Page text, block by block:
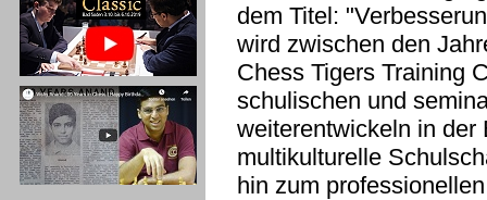
dem Titel:
wird zwischen den
Chess Tigers Training
schulischen und
weiterentwickeln in der
multikulturelle
hin zum